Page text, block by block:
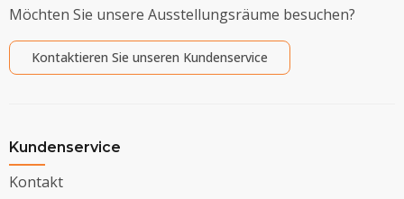
Möchten Sie unsere Ausstellungsräume besuchen?
Kontaktieren Sie unseren Kundenservice
Kundenservice
Kontakt